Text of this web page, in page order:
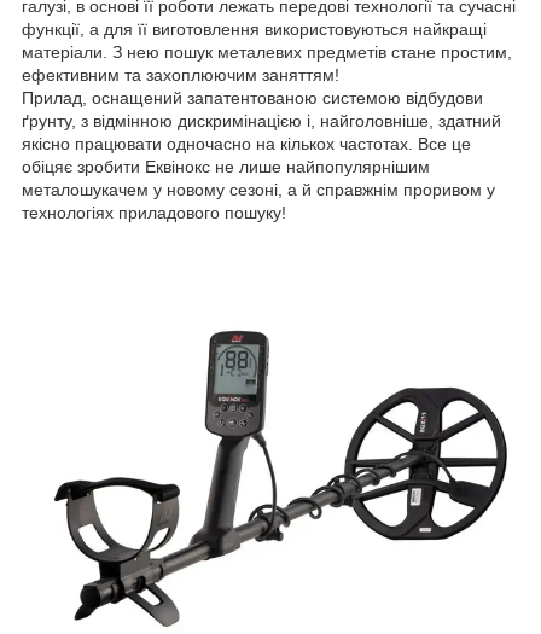
галузі, в основі її роботи лежать передові технології та сучасні
функції, а для її виготовлення використовуються найкращі
матеріали. З нею пошук металевих предметів стане простим,
ефективним та захоплюючим заняттям!
Прилад, оснащений запатентованою системою відбудови
ґрунту, з відмінною дискримінацією і, найголовніше, здатний
якісно працювати одночасно на кількох частотах. Все це
обіцяє зробити Еквінокс не лише найпопулярнішим
металошукачем у новому сезоні, а й справжнім проривом у
технологіях приладового пошуку!